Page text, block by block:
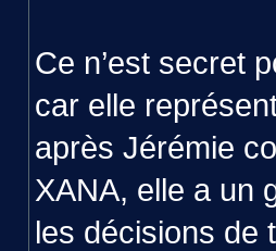
Ce n’est secret
car elle
après Jérémie
XANA, elle a un
les décisions de